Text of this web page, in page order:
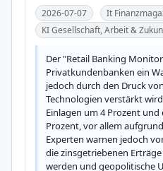
2026-07-07
It
KI Gesellschaft, Arbeit &
Der "Retail Banking
Privatkundenbanken ein
jedoch durch den Druck
Technologien verstärkt
Einlagen um 4 Prozent
Prozent, vor allem
Experten warnen jedoch
die zinsgetriebenen
werden und geopolitische